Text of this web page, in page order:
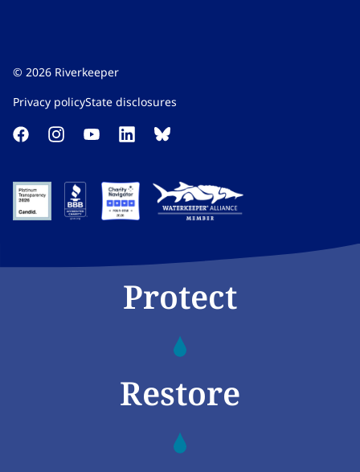
© 2026 Riverkeeper
Privacy policy​​​​‌ ‍ ​‍​‍‌‍ ‌ ​‍‌‍‍‌‌‍‌ ‌‍‍‌‌‍ ‍​‍​‍​ ‍‍​‍​‍‌ ​ ‌‍​‌‌‍ ‍‌‍‍‌‌ ‌​‌ ‍‌​‍ ‍‌‍‍‌‌‍ ​‍​‍​‍ ​​‍​‍‌‍‍​‌ ​‍‌‍‌‌‌‍‌‍​‍​‍​ ‍‍​‍​‍‌‍‍​‌ ‌​‌ ‌​‌ ​​‌ ​ ​ ‍‍​‍ ​‍ ‌‍​ ‌‍ ‌‌ ​ ​‍ ‍‌‍ ‌‌‍​‌‌‍‍‌‌‍ ‍​‍ ‍​ ​‍​ ​​​ ​‍​ ‌​‌ ​‍‌‍‌‌‌‍‌​‌‍‌‌‌ ​ ‌‍‍‌‌‍‌ ‌‍ ‍​‍ ‍‌ ​‍‌‍‍‌‌ ‌‍‌‍‌‌‌ ​‍‌‍‍ ‌‍‌‌‌‍‌‌‌ ​​‌‍‌‌‌ ​‍​‍ ‍‌‍ ‌ ​‍‌‍‌ ​‍ ‌‍‍‌‌‍ ‍‌ ‌​‌‍‌‌‌‍ ‍‌ ‌​​‍ ‌‍‌‌‌‍‌​‌‍‍‌‌ ‌​​‍ ‌‍ ‌‌‍ ‌‍‌​‌‍‌‌​ ‌‌ ​​‌ ​‍‌‍‌‌‌ ​ ‌‍‌‌‌‍ ‍‌ ‌​‌‍​‌‌ ‌​‌‍‍‌‌‍ ‌‍ ‍​ ‍ ‌‍‍‌‌‍‌​​ ‌‌‍‌‍‌‍ ‌‍ ‌ ‌​‌‍‌‌‌ ​‍​ ‍ ‌ ‌​‌ ‍‌‌ ​​‌‍‌‌​ ‌‌‍‌‍‌‍ ‌‍ ‌ ‌​‌‍‌‌‌ ​‍​ ‍ ‌ ​​‌‍​‌‌ ‌​‌‍‍​​ ‌‌‍​‌‌‍‌​‌‍‌​‌‍‍‌‌ ‌​‌‍‍‌‌‍ ‌‍ ‍‌‍​‌‌‍ ​‌​ ​‌‍‍‌‌‍ ‍‌‍‍ ‌ ​ ​‍‌‌​ ‌‌‌​​‍‌‌ ‌‍‍ ‌‍‌‌‌ ‍‌​‍‌‌​ ​ ‌​‌​​‍‌‌​ ​ ‌​‌​​‍‌‌​ ​‍​ ​‍‌‍​ ‌‍‌‍​ ​​​ ​‍​ ​‌​ ‌‍​ ‍‌​ ‌​​ ‌​‌‍​‌​ ​‍‌‍​ ​‍‌‌​ ​‍​ ​‍​‍‌‌​ ‌‌‌​‌​​‍ ‍‌ ‌​‌‍‌‌‌ ‍​‌ ‌​​ ‌‍​‍‌‍​‌‌ ​ ‌‍‌‌‌‌‌‌‌ ​‍‌‍ ​​ ‌‌‍‍​‌ ‌​‌ ‌​‌ ​​‌ ​ ​‍‌‌​ ​ ‌​​‌​‍‌‌​ ​‍‌​‌‍​‍‌‌​ ​‍‌​‌‍‌‍​ ‌‍ ‌‌ ​ ​‍ ‍‌‍ ‌‌‍​‌‌‍‍‌‌‍ ‍​‍ ‍​ ​‍​ ​​​ ​‍​ ‌​‌ ​‍‌‍‌‌‌‍‌​‌‍‌‌‌ ​ ‌‍‍‌‌‍‌ ‌‍ ‍​‍ ‍‌ ​‍‌‍‍‌‌ ‌‍‌‍‌‌‌ ​‍‌‍‍ ‌‍‌‌‌‍‌‌‌ ​​‌‍‌‌‌ ​‍​‍ ‍‌‍ ‌ ​‍‌‍‌ ​‍‌‍‌‍‍‌‌‍‌​​ ‌‌‍‌‍‌‍ ‌‍ ‌ ‌​‌‍‌‌‌ ​‍​‍‌‍‌ ‌​‌ ‍‌‌ ​​‌‍‌‌​ ‌‌‍‌‍‌‍ ‌‍ ‌ ‌​‌‍‌‌‌ ​‍​‍‌‍‌ ​​‌‍​‌‌ ‌​‌‍‍​​ ‌‌‍​‌‌‍‌​‌‍‌​‌‍‍‌‌ ‌​‌‍‍‌‌‍ ‌‍ ‍‌‍​‌‌‍ ​‌​ ​‌‍‍‌‌‍ ‍‌‍‍ ‌ ​ ​‍‌‌​ ‌‌‌​​‍‌‌ ‌‍‍ ‌‍‌‌‌ ‍‌​‍‌‌​ ​ ‌​‌​​‍‌‌​ ​ ‌​‌​​‍‌‌​ ​‍​ ​‍‌‍​ ‌‍‌‍​ ​​​ ​‍​ ​‌​ ‌‍​ ‍‌​ ‌​​ ‌​‌‍​‌​ ​‍‌‍​ ​‍‌‌​ ​‍​ ​‍​‍‌‌​ ‌‌‌​‌​​‍ ‍‌ ‌​‌‍‌‌‌ ‍​‌ ‌​​‍‌‍‌ ​​‌‍‌‌‌ ​‍‌ ​ ‌ ​​‌‍‌‌‌‍​ ‌ ‌​‌‍‍‌‌ ‌‍‌‍‌‌​ ‌‌ ​​‌ ‌‌‌‍​‍‌‍ ​‌‍‍‌‌ ​ ‌‍‍​‌‍‌‌‌‍‌​​‍​‍‌ ‌State disclosures​​​​‌ ‍ ​‍​‍‌‍ ‌ ​‍‌‍‍‌‌‍‌ ‌‍‍‌‌‍ ‍​‍​‍​ ‍‍​‍​‍‌ ​ ‌‍​‌‌‍ ‍‌‍‍‌‌ ‌​‌ ‍‌​‍ ‍‌‍‍‌‌‍ ​‍​‍​‍ ​​‍​‍‌‍‍​‌ ​‍‌‍‌‌‌‍‌‍​‍​‍​ ‍‍​‍​‍‌‍‍​‌ ‌​‌ ‌​‌ ​​‌ ​ ​ ‍‍​‍ ​‍ ‌‍​ ‌‍ ‌‌ ​ ​‍ ‍‌‍ ‌‌‍​‌‌‍‍‌‌‍ ‍​‍ ‍​ ​‍​ ​​​ ​‍​ ‌​‌ ​‍‌‍‌‌‌‍‌​‌‍‌‌‌ ​ ‌‍‍‌‌‍‌ ‌‍ ‍​‍ ‍‌ ​‍‌‍‍‌‌ ‌‍‌‍‌‌‌ ​‍‌‍‍ ‌‍‌‌‌‍‌‌‌ ​​‌‍‌‌‌ ​‍​‍ ‍‌‍ ‌ ​‍‌‍‌ ​‍ ‌‍‍‌‌‍ ‍‌ ‌​‌‍‌‌‌‍ ‍‌ ‌​​‍ ‌‍‌‌‌‍‌​‌‍‍‌‌ ‌​​‍ ‌‍ ‌‌‍ ‌‍‌​‌‍‌‌​ ‌‌ ​​‌ ​‍‌‍‌‌‌ ​ ‌‍‌‌‌‍ ‍‌ ‌​‌‍​‌‌ ‌​‌‍‍‌‌‍ ‌‍ ‍​ ‍ ‌‍‍‌‌‍‌​​ ‌‌‍‌‍‌‍ ‌‍ ‌ ‌​‌‍‌‌‌ ​‍​ ‍ ‌ ‌​‌ ‍‌‌ ​​‌‍‌‌​ ‌‌‍‌‍‌‍ ‌‍ ‌ ‌​‌‍‌‌‌ ​‍​ ‍ ‌ ​​‌‍​‌‌ ‌​‌‍‍​​ ‌‌‍​‌‌‍‌​‌‍‌​‌‍‍‌‌ ‌​‌‍‍‌‌‍ ‌‍ ‍‌‍​‌‌‍ ​‌​ ​‌‍‍‌‌‍ ‍‌‍‍ ‌ ​ ​‍‌‌​ ‌‌‌​​‍‌‌ ‌‍‍ ‌‍‌‌‌ ‍‌​‍‌‌​ ​ ‌​‌​​‍‌‌​ ​ ‌​‌​​‍‌‌​ ​‍​ ​‍​ ‌‍‌‍​ ‌‍‌‌​ ‍​‌‍‌‌​ ​​‌‍‌​​ ​‍‌‍​‌​ ‌​​ ‍​​ ‍​​‍‌‌​ ​‍​ ​‍​‍‌‌​ ‌‌‌​‌​​‍ ‍‌ ‌​‌‍‌‌‌ ‍​‌ ‌​​ ‌‍​‍‌‍​‌‌ ​ ‌‍‌‌‌‌‌‌‌ ​‍‌‍ ​​ ‌‌‍‍​‌ ‌​‌ ‌​‌ ​​‌ ​ ​‍‌‌​ ​ ‌​​‌​‍‌‌​ ​‍‌​‌‍​‍‌‌​ ​‍‌​‌‍‌‍​ ‌‍ ‌‌ ​ ​‍ ‍‌‍ ‌‌‍​‌‌‍‍‌‌‍ ‍​‍ ‍​ ​‍​ ​​​ ​‍​ ‌​‌ ​‍‌‍‌‌‌‍‌​‌‍‌‌‌ ​ ‌‍‍‌‌‍‌ ‌‍ ‍​‍ ‍‌ ​‍‌‍‍‌‌ ‌‍‌‍‌‌‌ ​‍‌‍‍ ‌‍‌‌‌‍‌‌‌ ​​‌‍‌‌‌ ​‍​‍ ‍‌‍ ‌ ​‍‌‍‌ ​‍‌‍‌‍‍‌‌‍‌​​ ‌‌‍‌‍‌‍ ‌‍ ‌ ‌​‌‍‌‌‌ ​‍​‍‌‍‌ ‌​‌ ‍‌‌ ​​‌‍‌‌​ ‌‌‍‌‍‌‍ ‌‍ ‌ ‌​‌‍‌‌‌ ​‍​‍‌‍‌ ​​‌‍​‌‌ ‌​‌‍‍​​ ‌‌‍​‌‌‍‌​‌‍‌​‌‍‍‌‌ ‌​‌‍‍‌‌‍ ‌‍ ‍‌‍​‌‌‍ ​‌​ ​‌‍‍‌‌‍ ‍‌‍‍ ‌ ​ ​‍‌‌​ ‌‌‌​​‍‌‌ ‌‍‍ ‌‍‌‌‌ ‍‌​‍‌‌​ ​ ‌​‌​​‍‌‌​ ​ ‌​‌​​‍‌‌​ ​‍​ ​‍​ ‌‍‌‍​ ‌‍‌‌​ ‍​‌‍‌‌​ ​​‌‍‌​​ ​‍‌‍​‌​ ‌​​ ‍​​ ‍​​‍‌‌​ ​‍​ ​‍​‍‌‌​ ‌‌‌​‌​​‍ ‍‌ ‌​‌‍‌‌‌ ‍​‌ ‌​​‍‌‍‌ ​​‌‍‌‌‌ ​‍‌ ​ ‌ ​​‌‍‌‌‌‍​ ‌ ‌​‌‍‍‌‌ ‌‍‌‍‌‌​ ‌‌ ​​‌ ‌‌‌‍​‍‌‍ ​‌‍‍‌‌ ​ ‌‍‍​‌‍‌‌‌‍‌​​‍​‍‌ ‌
Protect
Restore